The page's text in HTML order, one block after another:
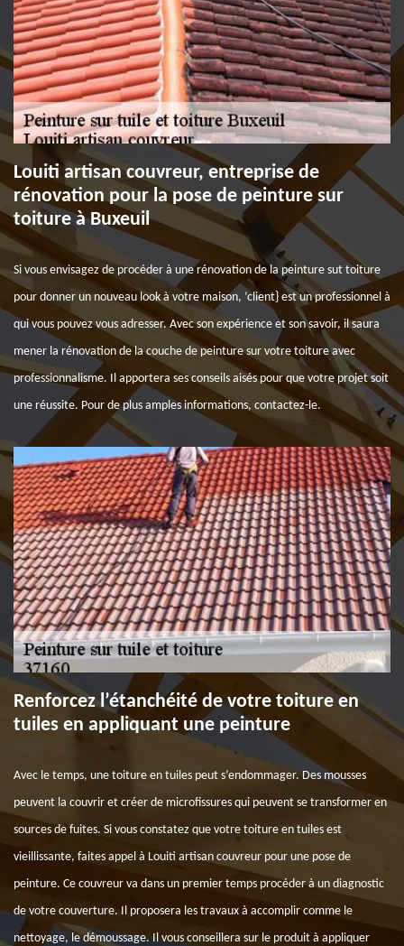
Louiti artisan couvreur, entreprise de
rénovation pour la pose de peinture sur
toiture à Buxeuil
Si vous envisagez de procéder à une rénovation de la peinture sut toiture
pour donner un nouveau look à votre maison, ‘client} est un professionnel à
qui vous pouvez vous adresser. Avec son expérience et son savoir, il saura
mener la rénovation de la couche de peinture sur votre toiture avec
professionnalisme. Il apportera ses conseils aisés pour que votre projet soit
une réussite. Pour de plus amples informations, contactez-le.
Renforcez l’étanchéité de votre toiture en
tuiles en appliquant une peinture
Avec le temps, une toiture en tuiles peut s’endommager. Des mousses
peuvent la couvrir et créer de microfissures qui peuvent se transformer en
sources de fuites. Si vous constatez que votre toiture en tuiles est
vieillissante, faites appel à Louiti artisan couvreur pour une pose de
peinture. Ce couvreur va dans un premier temps procéder à un diagnostic
de votre couverture. Il proposera les travaux à accomplir comme le
nettoyage, le démoussage. Il vous conseillera sur le produit à appliquer